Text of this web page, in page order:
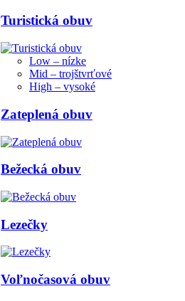
Turistická obuv
Low – nízke
Mid – trojštvrťové
High – vysoké
Zateplená obuv
Bežecká obuv
Lezečky
Voľnočasová obuv